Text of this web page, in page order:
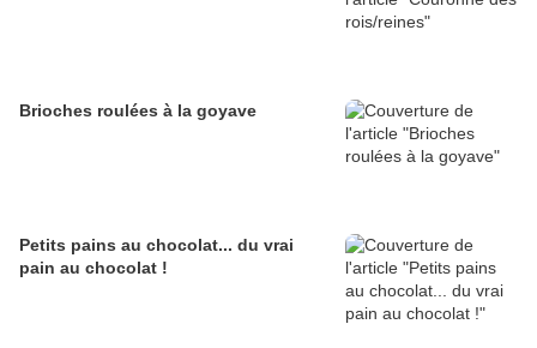
Brioches roulées à la goyave
Petits pains au chocolat... du vrai
pain au chocolat !